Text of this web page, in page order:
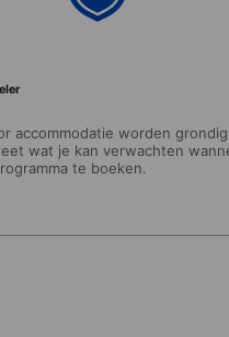
accommodatie worden grondig
wat je kan verwachten
te boeken.